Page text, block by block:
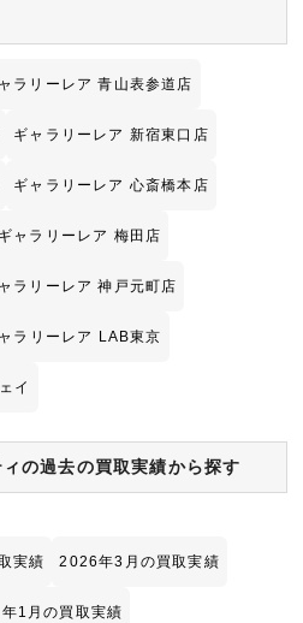
ラリーレア 青山表参道店
ギャラリーレア 新宿東口店
ギャラリーレア 心斎橋本店
ギャラリーレア 梅田店
ラリーレア 神戸元町店
ラリーレア LAB東京
イ
の過去の買取実績から探す
実績 2026年3月の買取実績
1月の買取実績